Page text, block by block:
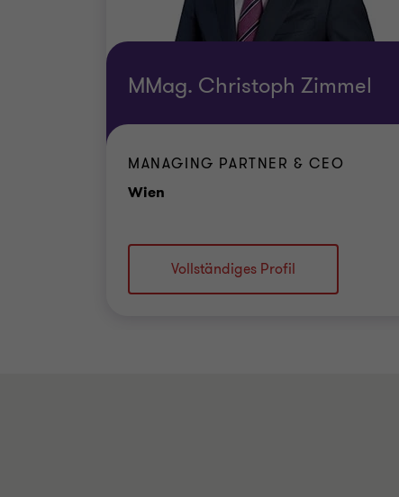
MMag. Christoph Zimmel
MANAGING PARTNER & CEO
Wien
Vollständiges Profil